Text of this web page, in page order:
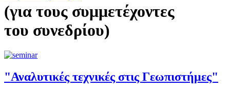
(για τους συμμετέχοντες
του συνεδρίου)
"Αναλυτικές τεχνικές στις Γεωπιστήμες"